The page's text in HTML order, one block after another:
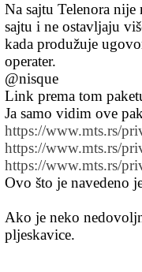
Na sajtu Telenora
sajtu i ne ostavljaju
kada produžuje
operater.
@nisque
Link prema tom
Ja samo vidim ove
https://www.mts.rs/
https://www.mts.rs/
https://www.mts.rs/
Ovo što je navedeno
Ako je neko
pljeskavice.